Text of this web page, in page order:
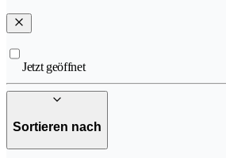
Jetzt geöffnet
Sortieren nach